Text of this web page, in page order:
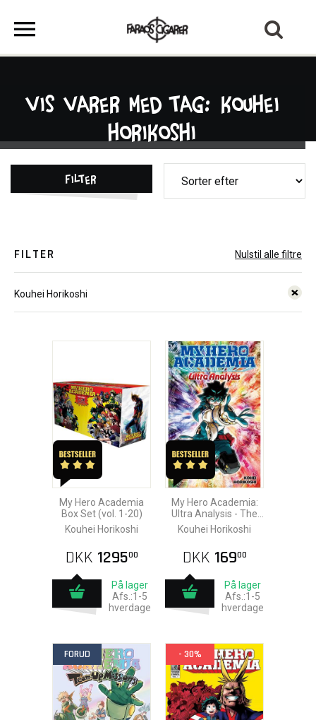
Vis varer med tag: Kouhei
Horikoshi
Filter
FILTER Nulstil alle filtre
Kouhei Horikoshi
My Hero Academia
Box Set (vol. 1-20)
Kouhei Horikoshi
DKK 129500
På lager
Afs.:1-5
hverdage
My Hero Academia:
Ultra Analysis - The
Official Character
Guide
Kouhei Horikoshi
DKK 16900
På lager
Afs.:1-5
hverdage
FORUD - 30%